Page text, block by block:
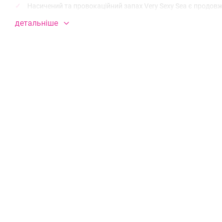
Насичений та провокаційний запах Very Sexy Sea є
Його обволікаючі переливи переносять вас на
детальніше